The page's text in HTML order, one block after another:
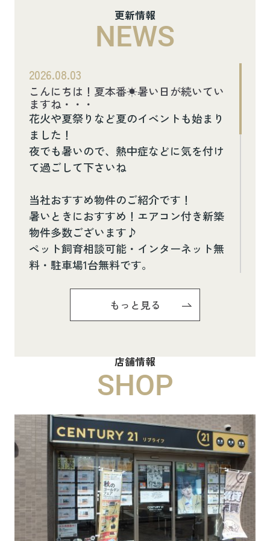
更新情報
NEWS
2026.08.03
こんにちは！夏本番☀暑い日が続いてい
ますね・・・
花火や夏祭りなど夏のイベントも始まり
ました！
夜でも暑いので、熱中症などに気を付け
て過ごして下さいね
当社おすすめ物件のご紹介です！
暑いときにおすすめ！エアコン付き新築
物件多数ございます♪
ペット飼育相談可能・インターネット無
料・駐車場1台無料です。
Pure Ryuju Ⅱ101
ハイムメゾン白鳥台201
6.5万円
物件詳細へ
ハイムレトア飾東A103
7.4万円
物件詳細へ
もっと見る
店舗情報
SHOP